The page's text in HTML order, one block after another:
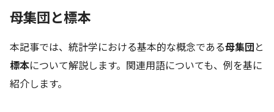
母集団と標本
本記事では、統計学における基本的な概念である母集団と
標本について解説します。関連用語についても、例を基に
紹介します。